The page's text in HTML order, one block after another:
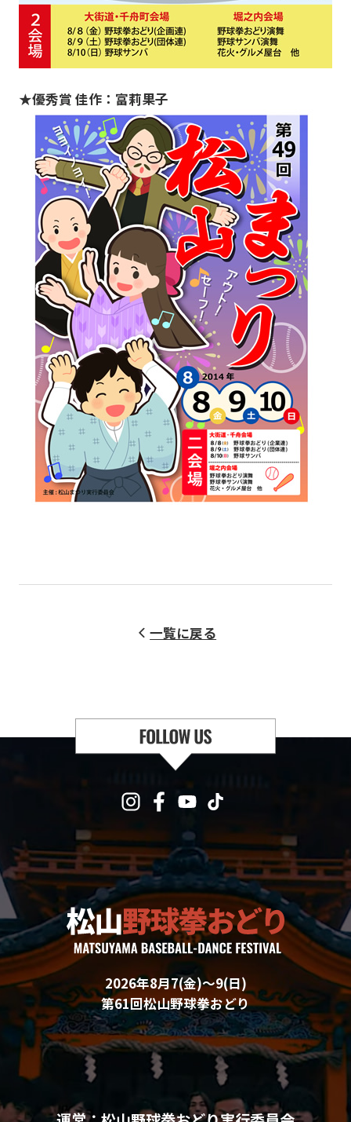
★優秀賞 佳作：富莉果子
一覧に戻る
2026年8月7(金)〜9(日)
第61回松山野球拳おどり